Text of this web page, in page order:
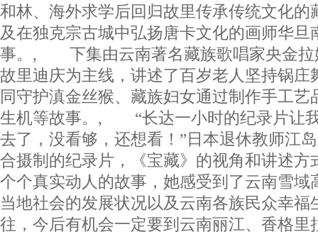
和林、海外求学后回归故里传承传统文化的
及在独克宗古城中弘扬唐卡文化的画师华旦
事。, 下集由云南著名藏族歌唱家央金拉
故里迪庆为主线，讲述了百岁老人坚持锅庄
同守护滇金丝猴、藏族妇女通过制作手工艺
生机等故事。, “长达一小时的纪录片让
去了，没看够，还想看！”日本退休教师江
合摄制的纪录片，《宝藏》的视角和讲述方
个个真实动人的故事，她感受到了云南雪域
当地社会的发展状况以及云南各族民众幸福
往，今后有机会一定要到云南丽江、香